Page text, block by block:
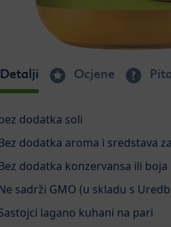
Detalji Ocjene
dodatka soli
dodatka aroma i sredstava
dodatka konzervansa ili boja
sadrži GMO (u skladu s
lagano kuhani na pari